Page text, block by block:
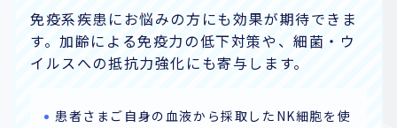
免疫系疾患にお悩みの方にも効果が期待できま
す。加齢による免疫力の低下対策や、細菌・ウ
イルスへの抵抗力強化にも寄与します。
患者さまご自身の血液から採取したNK細胞を使